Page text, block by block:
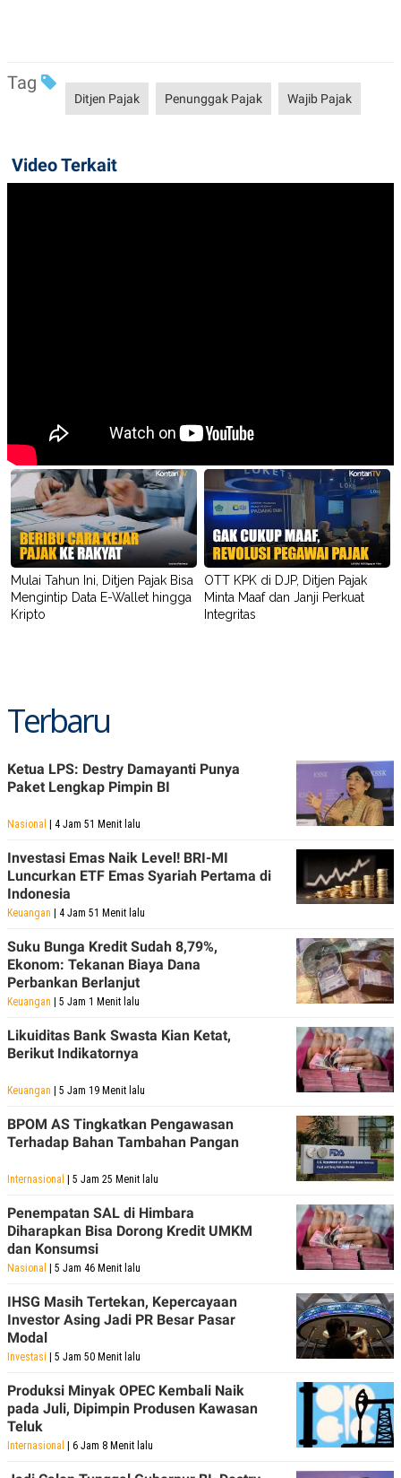
Tag
Ditjen Pajak Penunggak Pajak Wajib Pajak
Video Terkait
Mulai Tahun Ini, Ditjen Pajak Bisa
Mengintip Data E-Wallet hingga
Kripto
OTT KPK di DJP, Ditjen Pajak
Minta Maaf dan Janji Perkuat
Integritas
Terbaru
Ketua LPS: Destry Damayanti Punya
Paket Lengkap Pimpin BI
Nasional | 4 Jam 51 Menit lalu
Investasi Emas Naik Level! BRI-MI
Luncurkan ETF Emas Syariah Pertama di
Indonesia
Keuangan | 4 Jam 51 Menit lalu
Suku Bunga Kredit Sudah 8,79%,
Ekonom: Tekanan Biaya Dana
Perbankan Berlanjut
Keuangan | 5 Jam 1 Menit lalu
Likuiditas Bank Swasta Kian Ketat,
Berikut Indikatornya
Keuangan | 5 Jam 19 Menit lalu
BPOM AS Tingkatkan Pengawasan
Terhadap Bahan Tambahan Pangan
Internasional | 5 Jam 25 Menit lalu
Penempatan SAL di Himbara
Diharapkan Bisa Dorong Kredit UMKM
dan Konsumsi
Nasional | 5 Jam 46 Menit lalu
IHSG Masih Tertekan, Kepercayaan
Investor Asing Jadi PR Besar Pasar
Modal
Investasi | 5 Jam 50 Menit lalu
Produksi Minyak OPEC Kembali Naik
pada Juli, Dipimpin Produsen Kawasan
Teluk
Internasional | 6 Jam 8 Menit lalu